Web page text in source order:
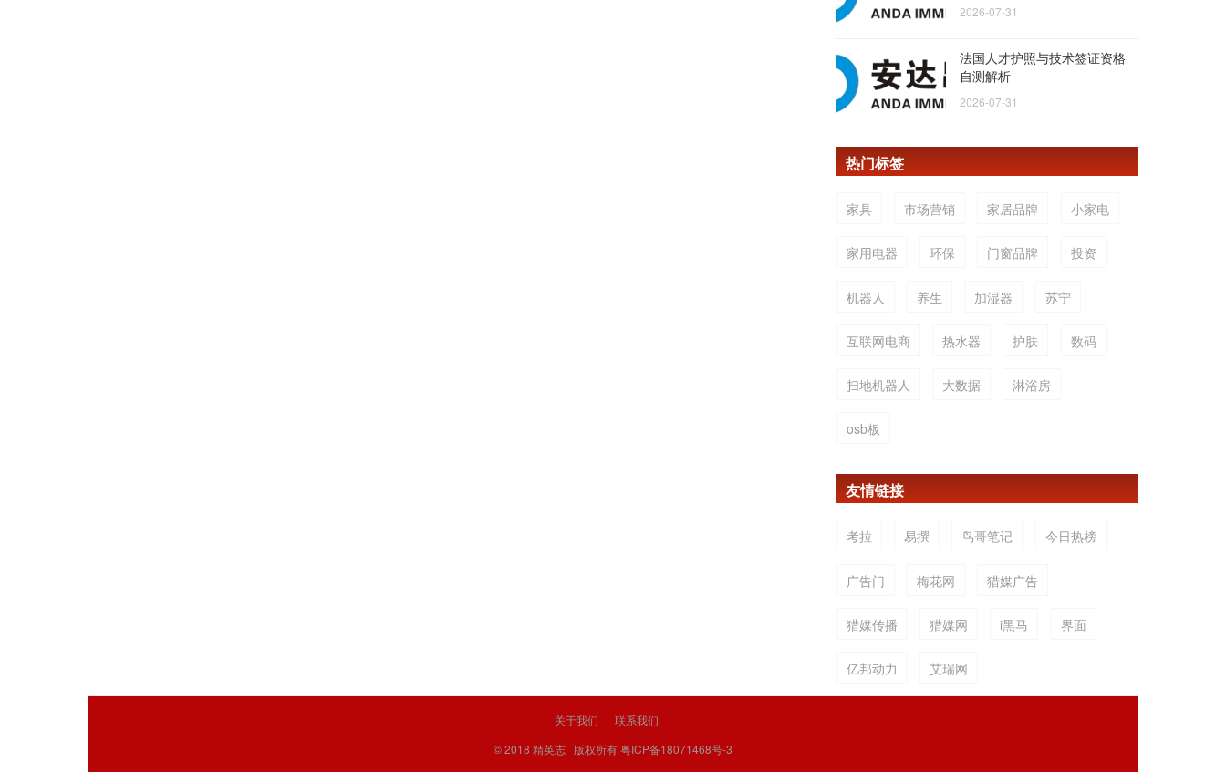
2026-07-31
法国人才护照与技术签证资格
自测解析
2026-07-31
热门标签
家具 市场营销 家居品牌 小家电
家用电器 环保 门窗品牌 投资
机器人 养生 加湿器 苏宁
互联网电商 热水器 护肤 数码
扫地机器人 大数据 淋浴房
osb板
友情链接
考拉 易撰 鸟哥笔记 今日热榜
广告门 梅花网 猎媒广告
猎媒传播 猎媒网 i黑马 界面
亿邦动力 艾瑞网
关于我们
联系我们
© 2018 精英志 版权所有粤ICP备18071468号-3